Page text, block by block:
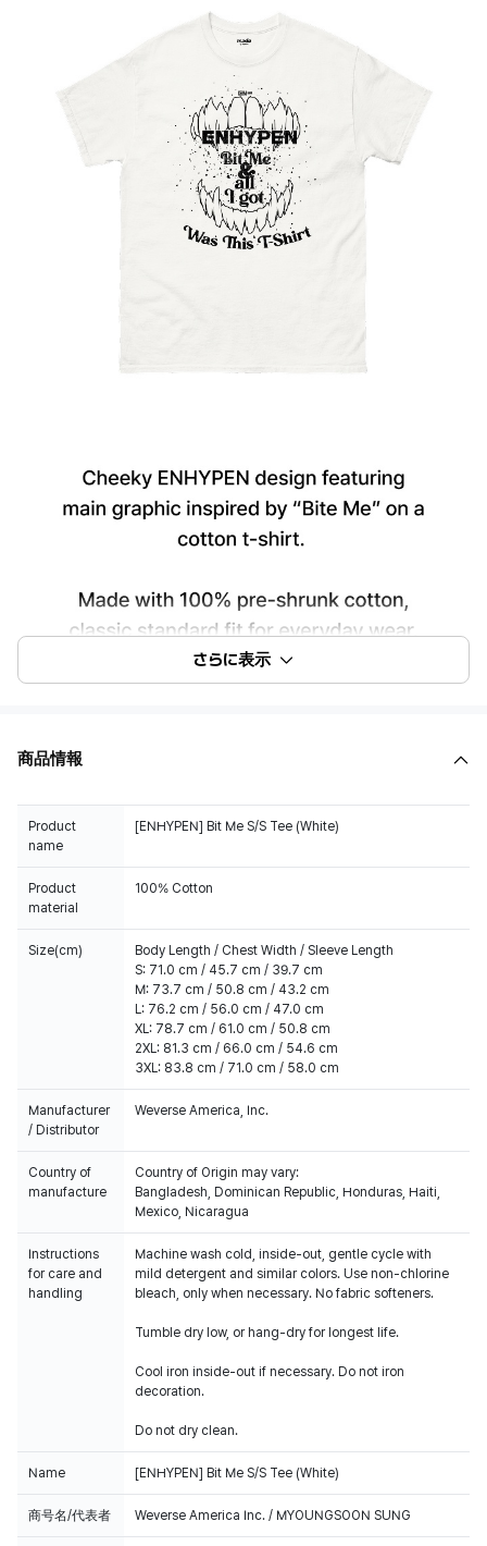
さらに表示
商品情報
Product
name
[ENHYPEN] Bit Me S/S Tee (White)
Product
material
100% Cotton
Size(cm)
Body Length / Chest Width / Sleeve Length
S: 71.0 cm / 45.7 cm / 39.7 cm
M: 73.7 cm / 50.8 cm / 43.2 cm
L: 76.2 cm / 56.0 cm / 47.0 cm
XL: 78.7 cm / 61.0 cm / 50.8 cm
2XL: 81.3 cm / 66.0 cm / 54.6 cm
3XL: 83.8 cm / 71.0 cm / 58.0 cm
Manufacturer
/ Distributor
Weverse America, Inc.
Country of
manufacture
Country of Origin may vary:
Bangladesh, Dominican Republic, Honduras, Haiti,
Mexico, Nicaragua
Instructions
for care and
handling
Machine wash cold, inside-out, gentle cycle with
mild detergent and similar colors. Use non-chlorine
bleach, only when necessary. No fabric softeners.
Tumble dry low, or hang-dry for longest life.
Cool iron inside-out if necessary. Do not iron
decoration.
Do not dry clean.
Name [ENHYPEN] Bit Me S/S Tee (White)
商号名/代表者 Weverse America Inc. / MYOUNGSOON SUNG